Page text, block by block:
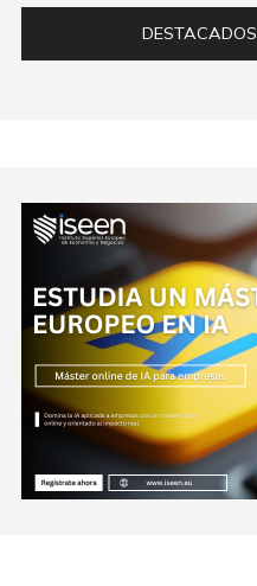
DESTACADOS